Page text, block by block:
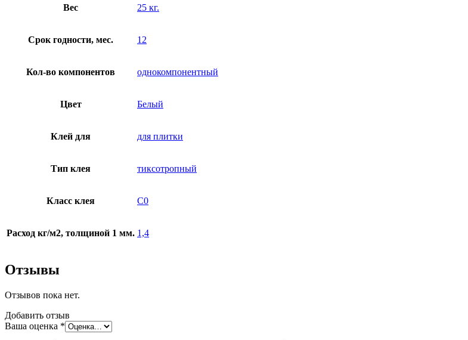
Вес 25 кг.
Срок годности, мес. 12
Кол-во компонентов однокомпонентный
Цвет Белый
Клей для для плитки
Тип клея тиксотропный
Класс клея C0
Расход кг/м2, толщиной 1 мм. 1,4
Отзывы
Отзывов пока нет.
Добавить отзыв
Ваша оценка *